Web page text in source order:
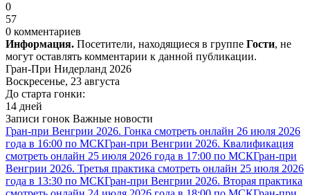
0
57
0 комментариев
Информация. Посетители, находящиеся в группе Гости, не
могут оставлять комментарии к данной публикации.
Гран-При Нидерланд 2026
Воскресенье, 23 августа
До старта гонки:
14 дней
Записи гонок Важные новости
Гран-при Венгрии 2026. Гонка смотреть онлайн 26 июля 2026
года в 16:00 по МСКГран-при Венгрии 2026. Квалификация
смотреть онлайн 25 июля 2026 года в 17:00 по МСКГран-при
Венгрии 2026. Третья практика смотреть онлайн 25 июля 2026
года в 13:30 по МСКГран-при Венгрии 2026. Вторая практика